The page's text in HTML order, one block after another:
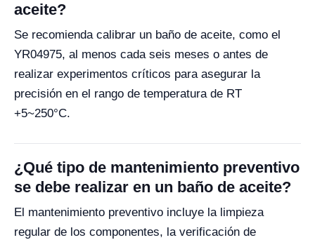
aceite?
Se recomienda calibrar un baño de aceite, como el
YR04975, al menos cada seis meses o antes de
realizar experimentos críticos para asegurar la
precisión en el rango de temperatura de RT
+5~250°C.
¿Qué tipo de mantenimiento preventivo
se debe realizar en un baño de aceite?
El mantenimiento preventivo incluye la limpieza
regular de los componentes, la verificación de